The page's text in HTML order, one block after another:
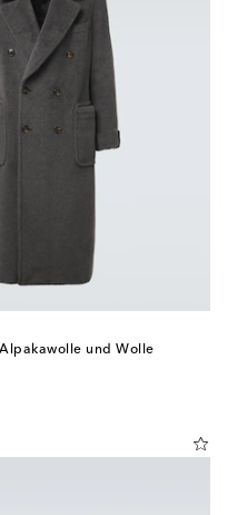
und Wolle